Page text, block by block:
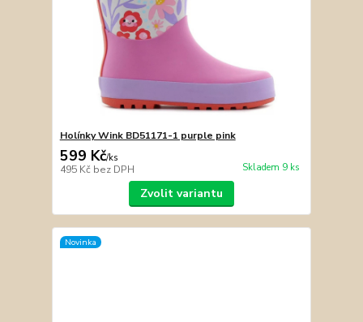
Holínky Wink BD51171-1 purple pink
599 Kč/ks
495 Kč bez DPH Skladem 9 ks
Zvolit variantu
Novinka